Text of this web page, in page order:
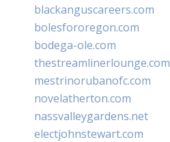
blackanguscareers.com
bolesfororegon.com
bodega-ole.com
thestreamlinerlounge.com
mestrinorubanofc.com
novelatherton.com
nassvalleygardens.net
electjohnstewart.com